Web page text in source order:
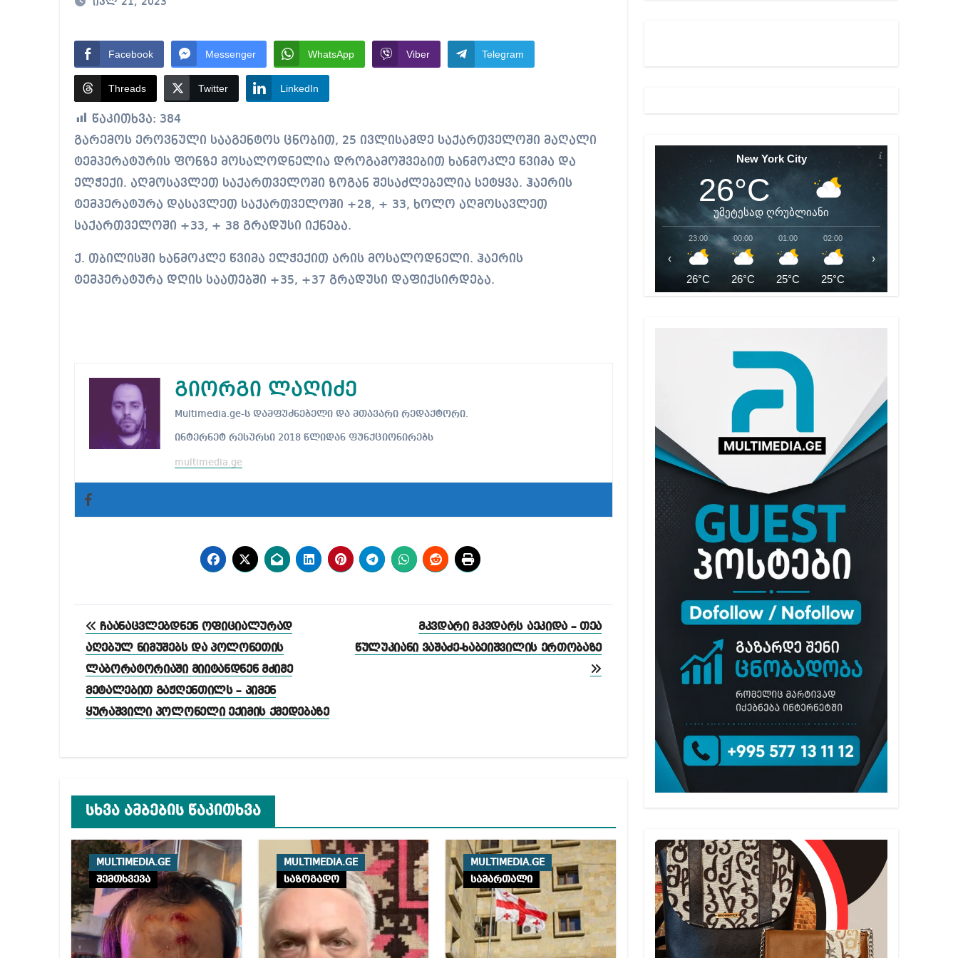
რა ხდება ენტონი ფაუჩის გარშემო — COVID-19-ის წარმოშობის გამოძიებიდან შესაძლო სისხლის სამართლის საქმემდე
მიხეილ სააკაშვილი ოპოზიციური ტელევიზიებით უკმაყოფილოა
თბილისში “გლოვო”-ს კურიერს თავს დაესხნენ
Facebook Messenger WhatsApp Viber Telegram
Threads Twitter LinkedIn
წაკითხვა: 384
გარემოს ეროვნული სააგენტოს ცნობით, 25 ივლისამდე საქართველოში მაღალი
ტემპერატურის ფონზე მოსალოდნელია დროგამოშვებით ხანმოკლე წვიმა და
ელჭექი. აღმოსავლეთ საქართველოში ზოგან შესაძლებელია სეტყვა. ჰაერის
ტემპერატურა დასავლეთ საქართველოში +28, + 33, ხოლო აღმოსავლეთ
საქართველოში +33, + 38 გრადუსი იქნება.
ქ. თბილისში ხანმოკლე წვიმა ელჭექით არის მოსალოდნელი. ჰაერის
ტემპერატურა დღის საათებში +35, +37 გრადუსი დაფიქსირდება.
გიორგი ლაღიძე
Multimedia.ge-ს დამფუძნებელი და მთავარი რედაქტორი.
ინტერნეტ რესურსი 2018 წლიდან ფუნქციონირებს
multimedia.ge
პოსტის
ნავიგაცია
ჩაანაცვლებდნენ ოფიციალურად
აღებულ ნიმუშებს და პოლონეთის
ლაბორატორიაში მიიტანდნენ მძიმე
მეტალებით გაჟღენთილს – პიმენ
ყურაშვილი პოლონელი ექიმის ქმედებაზე
მკვდარი მკვდარს აეკიდა – თეა
წულუკიანი ვაშაძე-ხაბეიშვილის ერთობაზე
სხვა ამბების წაკითხვა
MULTIMEDIA.GE
შემთხვევა
MULTIMEDIA.GE
საზოგადო
MULTIMEDIA.GE
სამართალი
New York City
26°C
უმეტესად ღრუბლიანი
23:00
26°C
00:00
26°C
01:00
25°C
02:00
25°C
‹ ›